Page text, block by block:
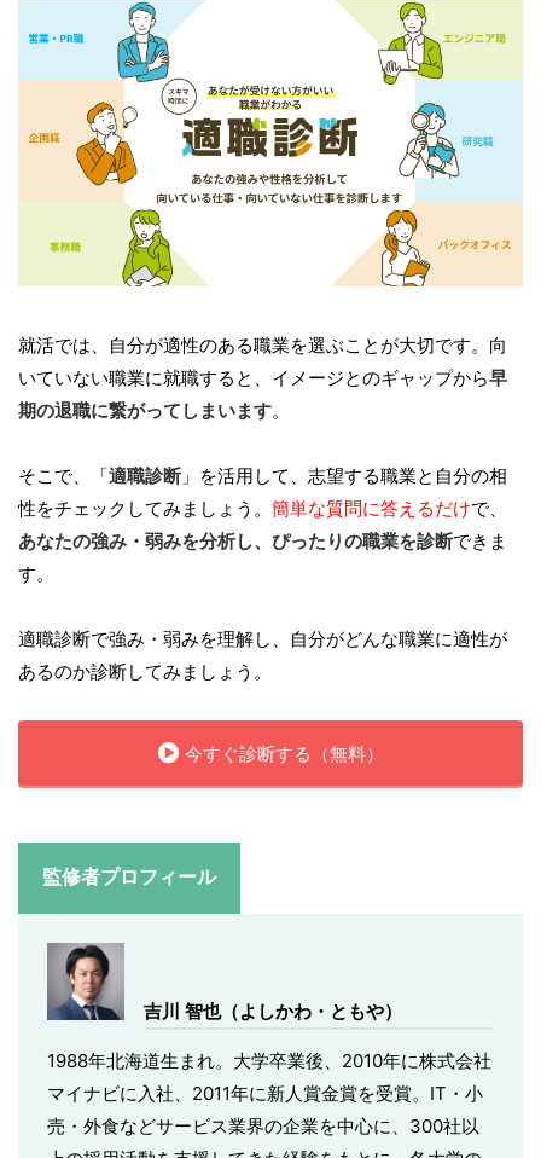
就活では、自分が適性のある職業を選ぶことが大切です。向
いていない職業に就職すると、イメージとのギャップから早
期の退職に繋がってしまいます。
そこで、「適職診断」を活用して、志望する職業と自分の相
性をチェックしてみましょう。 簡単な質問に答えるだけで、
あなたの強み・弱みを分析し、ぴったりの職業を診断できま
す。
適職診断で強み・弱みを理解し、自分がどんな職業に適性が
あるのか診断してみましょう。
今すぐ診断する（無料）
監修者プロフィール
吉川 智也（よしかわ・ともや）
1988年北海道生まれ。大学卒業後、2010年に株式会社
マイナビに入社、2011年に新人賞金賞を受賞。IT・小
売・外食などサービス業界の企業を中心に、300社以